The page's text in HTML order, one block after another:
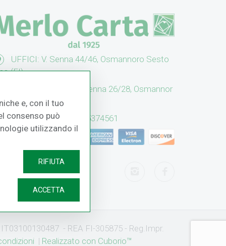
UFFICI: V. Senna 44/46, Osmannoro Sesto
(FI)
CASH & CARRY: V. Senna 26/28, Osmannor
F.no (FI)
Assistenza: (+39) 055374561
- REA FI-305875 - Reg.Impr.
| Realizzato con Cuborio™
e, con il tuo
consenso può
utilizzando il
RIFIUTA
ACCETTA